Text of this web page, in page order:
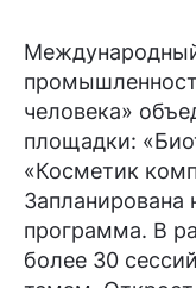
человека»
площадки:
«Косметик
Запланирована
программа. В
более 30